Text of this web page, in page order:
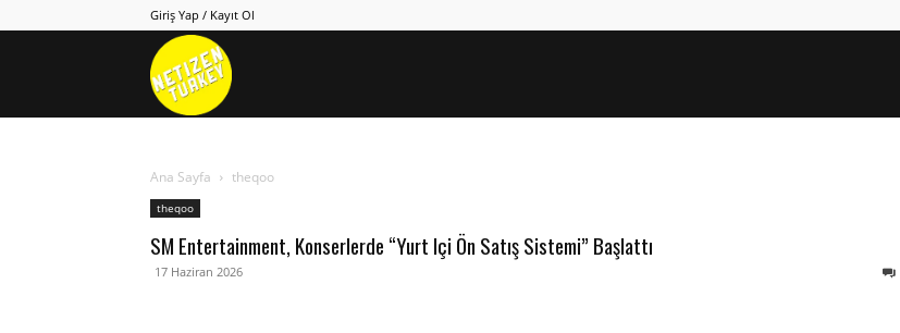
Giriş Yap / Kayıt Ol
Netizen
Ana Sayfa theqoo
theqoo
SM Entertainment, Konserlerde “yurt Içi Ön Satış Sistemi” Başlattı
17 Haziran 2026